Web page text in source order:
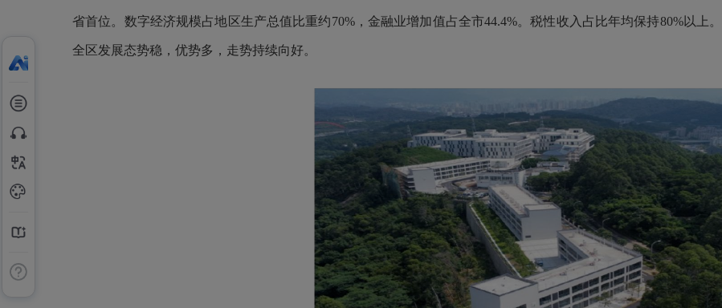
省首位。数字经济规模占地区生产总值比重约70%，金融业增加值占全市44.4%。税性收入占比年均保持80%以上
全区发展态势稳，优势多，走势持续向好。